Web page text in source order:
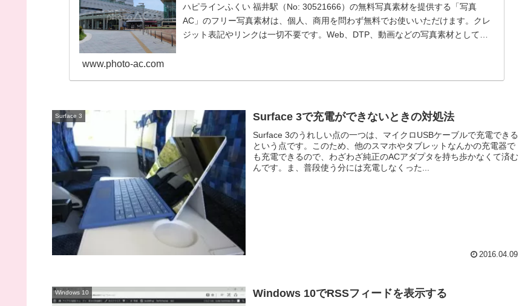
ハピラインふくい 福井駅（No: 30521666）の無料写真素材を提供する「写真
AC」のフリー写真素材は、個人、商用を問わず無料でお使いいただけます。クレ
ジット表記やリンクは一切不要です。Web、DTP、動画などの写真素材としてお
www.photo-ac.com
Surface 3 Surface 3で充電ができないときの対処法
Surface 3のうれしい点の一つは、マイクロUSBケーブルで充電できる
という点です。このため、他のスマホやタブレットなんかの充電器で
も充電できるので、わざわざ純正のACアダプタを持ち歩かなくて済む
んです。ま、普段使う分には充電しなくった...
2016.04.09
Windows 10 Windows 10でRSSフィードを表示する